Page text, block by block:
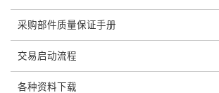
采购部件质量保证手册
交易启动流程
各种资料下载